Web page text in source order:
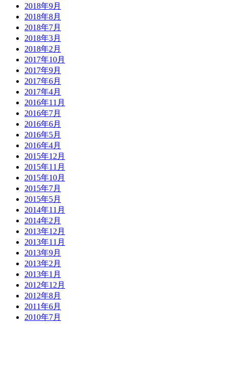
2018年9月
2018年8月
2018年7月
2018年3月
2018年2月
2017年10月
2017年9月
2017年6月
2017年4月
2016年11月
2016年7月
2016年6月
2016年5月
2016年4月
2015年12月
2015年11月
2015年10月
2015年7月
2015年5月
2014年11月
2014年2月
2013年12月
2013年11月
2013年9月
2013年2月
2013年1月
2012年12月
2012年8月
2011年6月
2010年7月